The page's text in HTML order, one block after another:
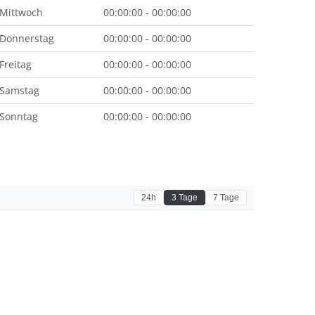
Mittwoch
00:00:00 - 00:00:00
Donnerstag
00:00:00 - 00:00:00
Freitag
00:00:00 - 00:00:00
Samstag
00:00:00 - 00:00:00
Sonntag
00:00:00 - 00:00:00